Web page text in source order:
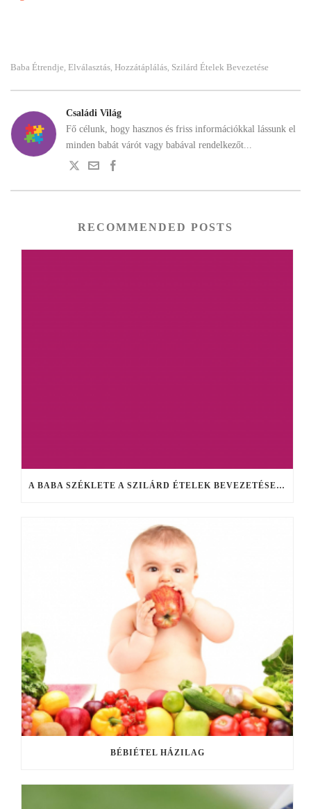
Baba Étrendje, Elválasztás, Hozzátáplálás, Szilárd Ételek Bevezetése
Családi Világ
Fő célunk, hogy hasznos és friss információkkal lássunk el
minden babát várót vagy babával rendelkezőt...
RECOMMENDED POSTS
A BABA SZÉKLETE A SZILÁRD ÉTELEK BEVEZETÉSE UTÁN
BÉBIÉTEL HÁZILAG